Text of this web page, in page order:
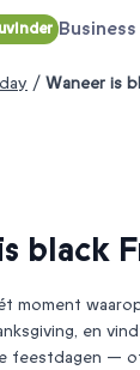
/ Waneer is
black
moment
en
feestdagen —